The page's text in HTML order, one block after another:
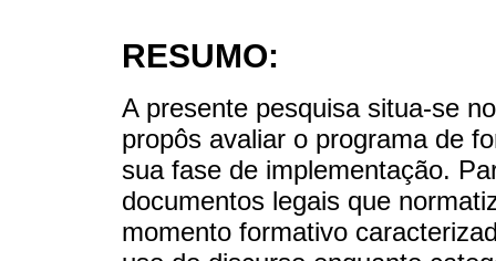
RESUMO:
A presente pesquisa situa-se
propôs avaliar o programa de
sua fase de implementação.
documentos legais que
momento formativo